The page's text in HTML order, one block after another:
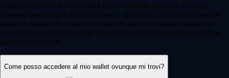
Configurare un software wallet è generalmente gratuito. Sebbene
possano essere applicate commissioni di rete o di transazione quando
decidi di comprare, vendere o trasferire asset, scaricare e aprire un
account su piattaforme leader come l'app di Crypto.com non richiede
alcun costo iniziale.
Come posso accedere al mio wallet ovunque mi trovi?